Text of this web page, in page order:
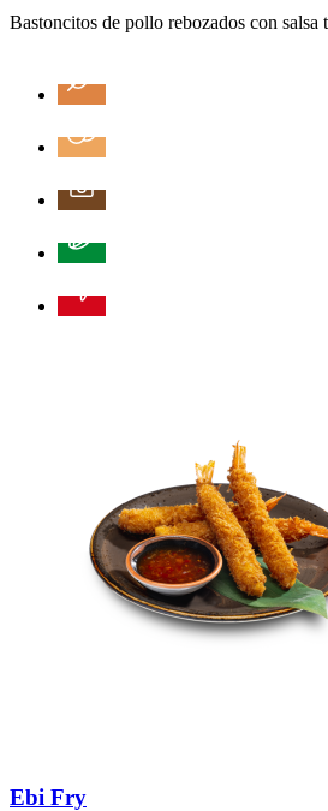
Bastoncitos de pollo rebozados con salsa
Ebi Fry